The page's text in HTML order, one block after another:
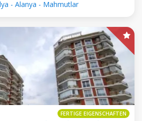
- Alanya - Mahmutlar
FERTIGE EIGENSCHAFTEN